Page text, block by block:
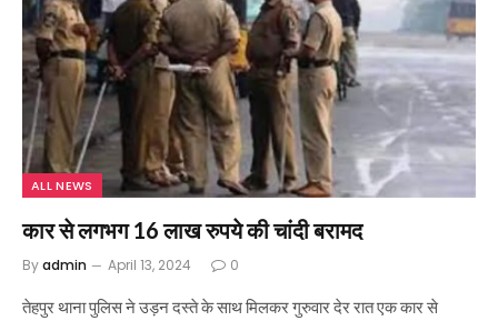
ALL NEWS
कार से लगभग 16 लाख रुपये की चांदी बरामद
Byadmin April 13, 2024 0
तेहपुर थाना पुलिस ने उड़न दस्ते के साथ मिलकर गुरुवार देर रात एक कार से